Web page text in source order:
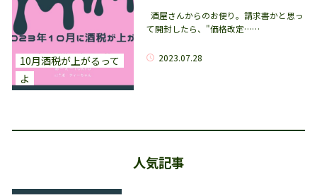
10月酒税が上がるって
よ
酒屋さんからのお便り。請求書かと思っ
て開封したら、"価格改定……
2023.07.28
人気記事